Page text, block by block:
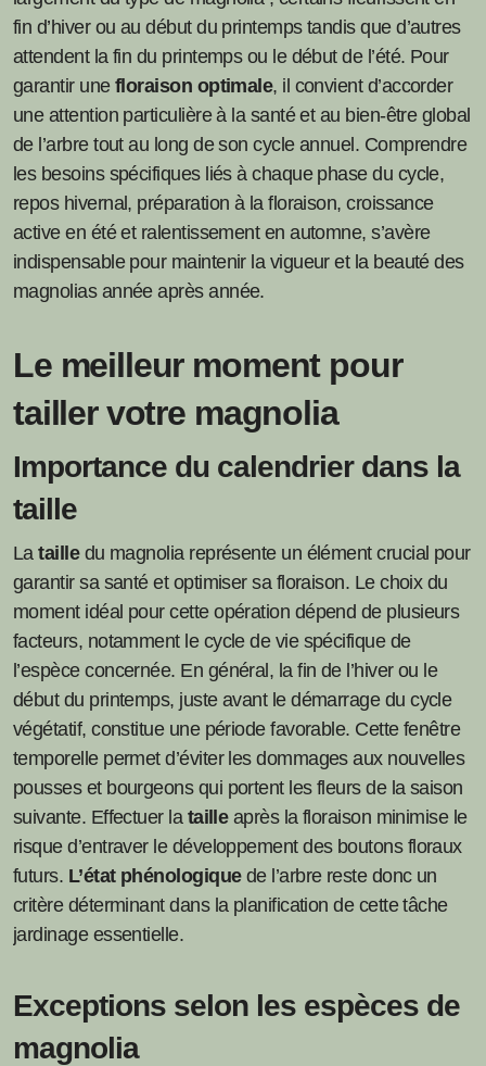
fin d’hiver ou au début du printemps tandis que d’autres
attendent la fin du printemps ou le début de l’été. Pour
garantir une floraison optimale, il convient d’accorder
une attention particulière à la santé et au bien-être global
de l’arbre tout au long de son cycle annuel. Comprendre
les besoins spécifiques liés à chaque phase du cycle,
repos hivernal, préparation à la floraison, croissance
active en été et ralentissement en automne, s’avère
indispensable pour maintenir la vigueur et la beauté des
magnolias année après année.
Le meilleur moment pour
tailler votre magnolia
Importance du calendrier dans la
taille
Latailledu magnolia représente un élément crucial pour
garantir sa santé et optimiser sa floraison. Le choix du
moment idéal pour cette opération dépend de plusieurs
facteurs, notamment le cycle de vie spécifique de
l’espèce concernée. En général, la fin de l’hiver ou le
début du printemps, juste avant le démarrage du cycle
végétatif, constitue une période favorable. Cette fenêtre
temporelle permet d’éviter les dommages aux nouvelles
pousses et bourgeons qui portent les fleurs de la saison
suivante. Effectuer la tailleaprès la floraison minimise le
risque d’entraver le développement des boutons floraux
futurs. L’état phénologiquede l’arbre reste donc un
critère déterminant dans la planification de cette tâche
jardinage essentielle.
Exceptions selon les espèces de
magnolia